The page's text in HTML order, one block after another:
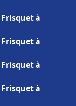
à
à
à
à